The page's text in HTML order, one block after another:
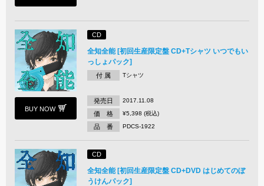
BUY NOW
CD
全知全能 [初回生産限定盤 CD+Tシャツ いつでもい
っしょパック]
付 属 Tシャツ
発売日 2017.11.08
価 格 ¥5,398 (税込)
品 番 PDCS-1922
CD
全知全能 [初回生産限定盤 CD+DVD はじめてのぼ
うけんパック]